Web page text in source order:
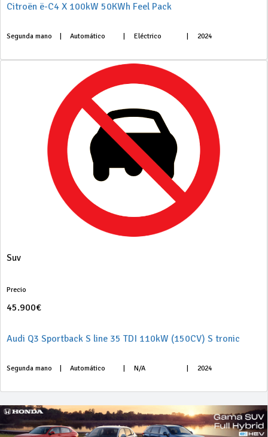
Citroën ë-C4 X 100kW 50KWh Feel Pack
Segunda mano Automático Eléctrico 2024
Suv
Precio
45.900€
Audi Q3 Sportback S line 35 TDI 110kW (150CV) S tronic
Segunda mano Automático N/A 2024